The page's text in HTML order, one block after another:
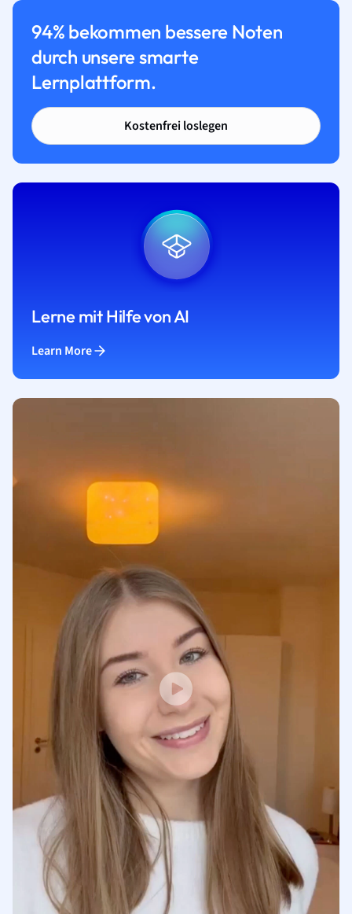
94% bekommen bessere Noten
durch unsere smarte
Lernplattform.
Kostenfrei loslegen
Lerne mit Hilfe von AI
Learn More